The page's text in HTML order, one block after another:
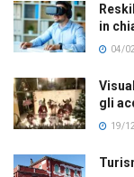
in
04/
gli
19/